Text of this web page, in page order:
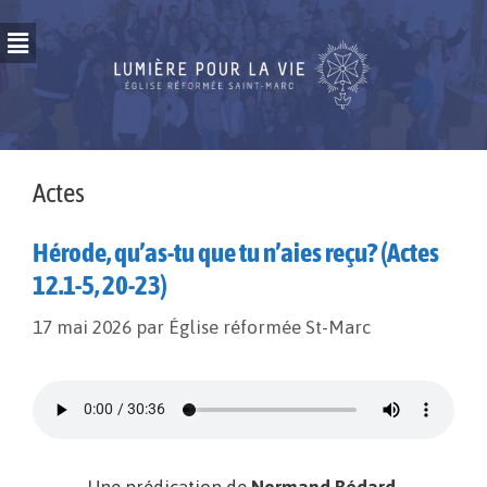
Actes
Hérode, qu’as-tu que tu n’aies reçu? (Actes
12.1-5, 20-23)
17 mai 2026 par Église réformée St-Marc